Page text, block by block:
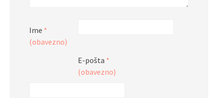
Ime *
(obavezno)
E-pošta *
(obavezno)